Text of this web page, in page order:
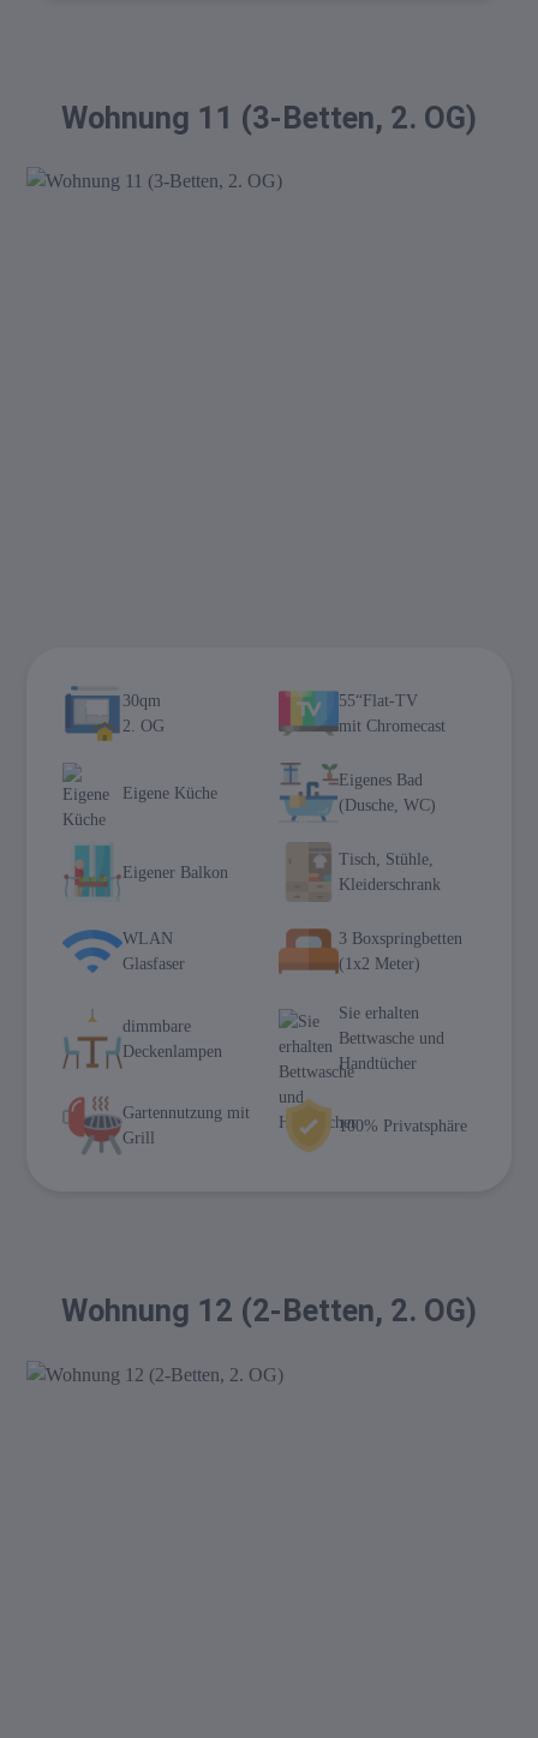
Wohnung 11 (3-Betten, 2. OG)
30qm
2. OG
55“Flat-TV
mit Chromecast
Eigene Küche
Eigenes Bad
(Dusche, WC)
Eigener Balkon
Tisch, Stühle,
Kleiderschrank
WLAN
Glasfaser
3 Boxspringbetten
(1x2 Meter)
dimmbare
Deckenlampen
Sie erhalten
Bettwasche und
Handtücher
Gartennutzung mit
Grill
100% Privatsphäre
Wohnung 12 (2-Betten, 2. OG)